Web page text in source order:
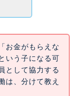
お金がもらえな
いう子になる可
として協力する
は、分けて教え